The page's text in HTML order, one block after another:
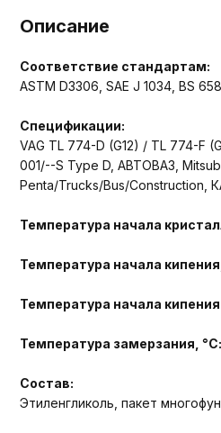
Описание
Соответствие стандартам:
ASTM D3306, SAE J 1034, BS
Спецификации:
VAG TL 774-D (G12) / TL 774-F
001/--S Type D, АВТОВАЗ,
Penta/Trucks/Bus/Construction,
Температура начала
Температура начала
Температура начала
Температура замерзания, °С:
Состав:
Этиленгликоль, пакет